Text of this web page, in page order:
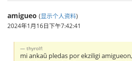
amigueo (显示个人资料)
2024年1月16日下午7:42:41
thyrolf:
mi ankaŭ pledas por ekziligi